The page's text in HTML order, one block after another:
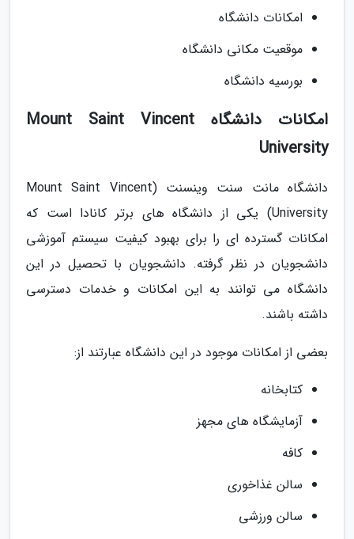
امکانات دانشگاه
موقعیت مکانی دانشگاه
بورسیه دانشگاه
امکانات دانشگاه Mount Saint Vincent
University
دانشگاه مانت سنت وینسنت (Mount Saint Vincent
University) یکی از دانشگاه های برتر کانادا است که
امکانات گسترده ای را برای بهبود کیفیت سیستم آموزشی
دانشجویان در نظر گرفته. دانشجویان با تحصیل در این
دانشگاه می توانند به این امکانات و خدمات دسترسی
داشته باشند.
بعضی از امکانات موجود در این دانشگاه عبارتند از:
کتابخانه
آزمایشگاه های مجهز
کافه
سالن غذاخوری
سالن ورزشی